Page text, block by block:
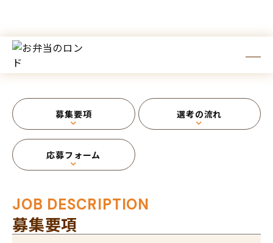
用
TOP
募集要項 選考の流れ
応募フォーム
JOB DESCRIPTION
募集要項